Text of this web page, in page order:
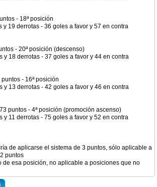
- 18ª posición
y 19 derrotas - 36 goles a favor y 57 en contra
- 20ª posición (descenso)
y 18 derrotas - 37 goles a favor y 44 en contra
puntos - 16ª posición
y 13 derrotas - 42 goles a favor y 46 en contra
puntos - 4ª posición (promoción ascenso)
y 11 derrotas - 75 goles a favor y 52 en contra
de aplicarse el sistema de 3 puntos, sólo aplicable a
puntos
de esa posición, no aplicable a posiciones que no